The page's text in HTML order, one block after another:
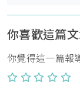
你喜歡這篇
你覺得這一篇報